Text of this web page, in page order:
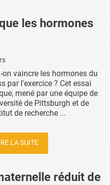
les hormones
on vaincre les hormones du
par l'exercice ? Cet essai
mené par une équipe de
de Pittsburgh et de
de recherche ...
LA SUITE
réduit de